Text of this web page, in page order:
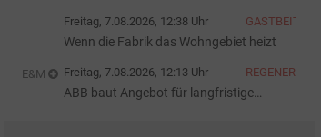
Freitag, 7.08.2026, 12:38 Uhr GASTBEITRAG
Wenn die Fabrik das Wohngebiet heizt
E&M Freitag, 7.08.2026, 12:13 Uhr REGENERATIVE
ABB baut Angebot für langfristige